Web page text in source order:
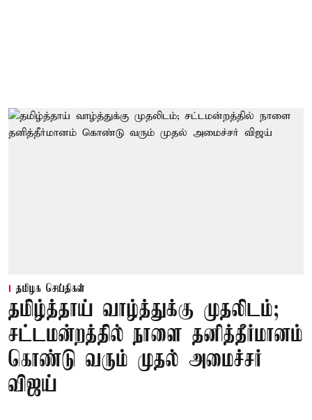
தமிழக செய்திகள்
தமிழ்த்தாய் வாழ்த்துக்கு முதலிடம்;
சட்டமன்றத்தில் நாளை தனித்தீர்மானம்
கொண்டு வரும் முதல் அமைச்சர்
விஜய்